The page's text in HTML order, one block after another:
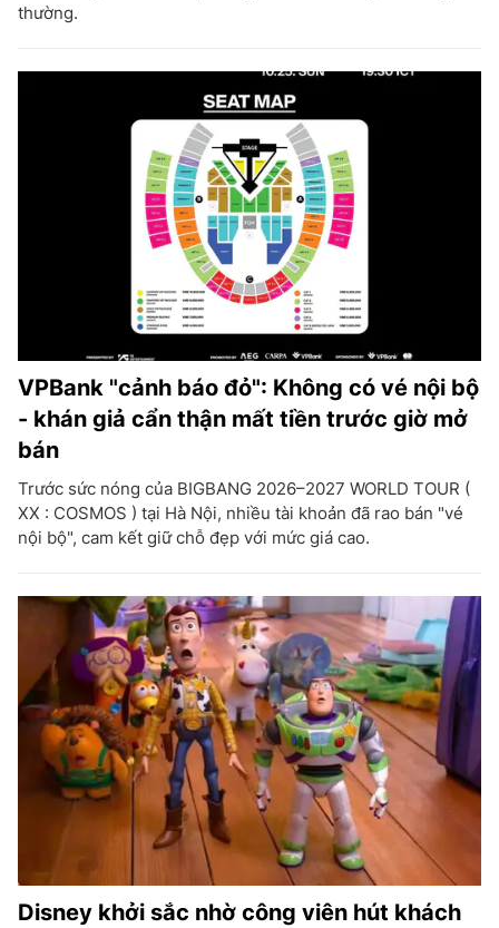
thường.
VPBank "cảnh báo đỏ": Không có vé nội bộ
- khán giả cẩn thận mất tiền trước giờ mở
bán
Trước sức nóng của BIGBANG 2026–2027 WORLD TOUR (
XX : COSMOS ) tại Hà Nội, nhiều tài khoản đã rao bán "vé
nội bộ", cam kết giữ chỗ đẹp với mức giá cao.
Disney khởi sắc nhờ công viên hút khách